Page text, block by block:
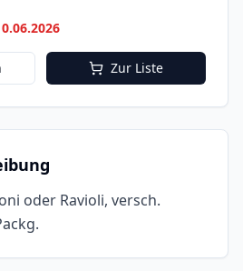
Zur Liste
oder Ravioli, versch.